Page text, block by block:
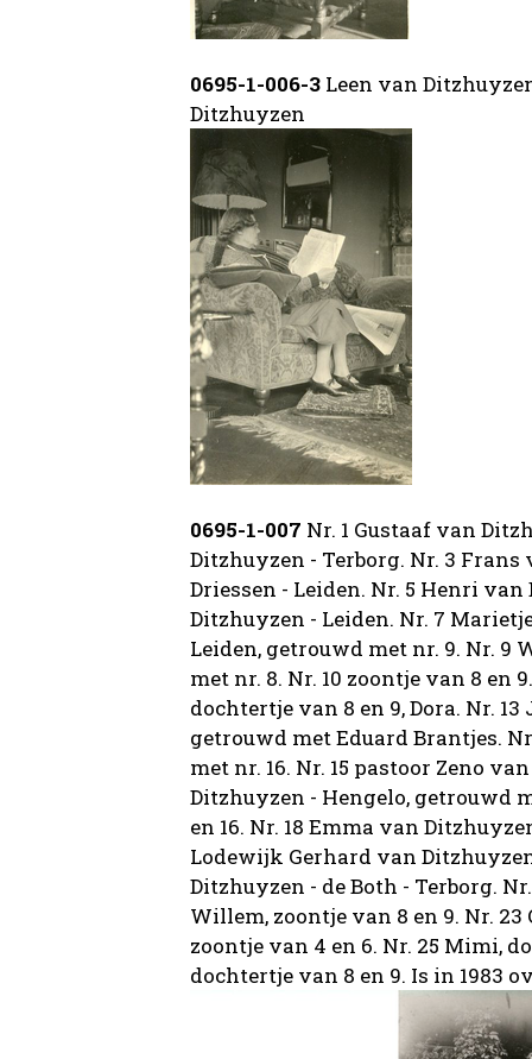
0695-1-006-3 Leen van
Ditzhuyzen
0695-1-007 Nr. 1 Gustaaf van
Ditzhuyzen - Terborg. Nr. 3
Driessen - Leiden. Nr. 5 Henri
Ditzhuyzen - Leiden. Nr. 7
Leiden, getrouwd met nr. 9. Nr.
met nr. 8. Nr. 10 zoontje van 8 en
dochtertje van 8 en 9, Dora. Nr.
getrouwd met Eduard Brantjes.
met nr. 16. Nr. 15 pastoor Zeno
Ditzhuyzen - Hengelo, getrouwd
en 16. Nr. 18 Emma van
Lodewijk Gerhard van
Ditzhuyzen - de Both - Terborg.
Willem, zoontje van 8 en 9. Nr. 23
zoontje van 4 en 6. Nr. 25 Mimi,
dochtertje van 8 en 9. Is in 1983